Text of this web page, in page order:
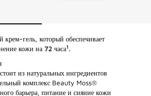
гель, который обеспечивает
кожи на 72 часа1.
из натуральных ингредиентов
комплекс Beauty Moss®
барьера, питание и сияние кожи